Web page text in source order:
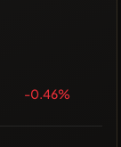
-0.46%